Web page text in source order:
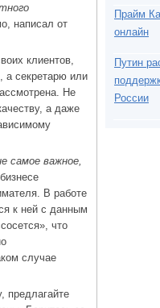
написал от
клиентов,
а секретарю или
Не
а даже
самое важное,
В работе
к ней с данным
что
случае
предлагайте
Прайм
онлайн
Путин
России